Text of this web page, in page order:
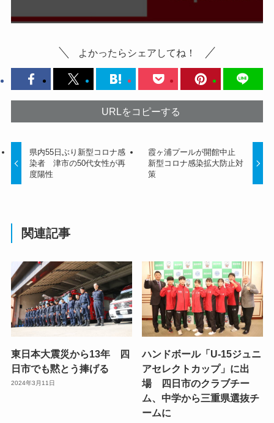
よかったらシェアしてね！
URLをコピーする
県内55日ぶり新型コロナ感
染者 津市の50代女性が再
度陽性
霞ヶ浦プールが開館中止
新型コロナ感染拡大防止対
策
関連記事
東日本大震災から13年 四
日市でも黙とう捧げる
2024年3月11日
ハンドボール「U-15ジュニ
アセレクトカップ」に出
場 四日市のクラブチー
ム、中学から三重県選抜チ
ームに